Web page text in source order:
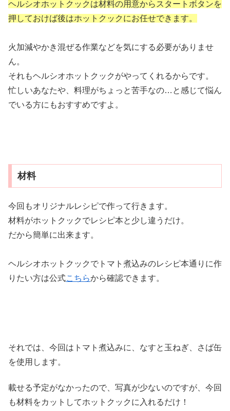
ヘルシオホットクックは材料の用意からスタートボタンを
押しておけば後はホットクックにお任せできます。
火加減やかき混ぜる作業などを気にする必要がありませ
ん。
それもヘルシオホットクックがやってくれるからです。
忙しいあなたや、料理がちょっと苦手なの…と感じて悩ん
でいる方にもおすすめですよ。
材料
今回もオリジナルレシピで作って行きます。
材料がホットクックでレシピ本と少し違うだけ。
だから簡単に出来ます。
ヘルシオホットクックでトマト煮込みのレシピ本通りに作
りたい方は公式こちらから確認できます。
それでは、今回はトマト煮込みに、なすと玉ねぎ、さば缶
を使用します。
載せる予定がなかったので、写真が少ないのですが、今回
も材料をカットしてホットクックに入れるだけ！